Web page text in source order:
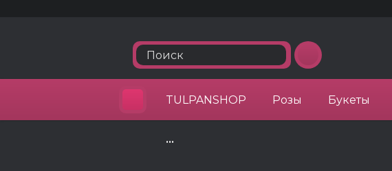
TULPANSHOP Розы Букеты
•••